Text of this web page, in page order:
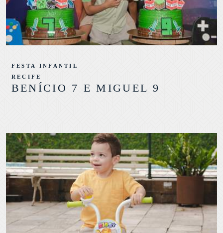
BENÍCIO 7 E MIGUEL 9
FESTA INFANTIL
RECIFE